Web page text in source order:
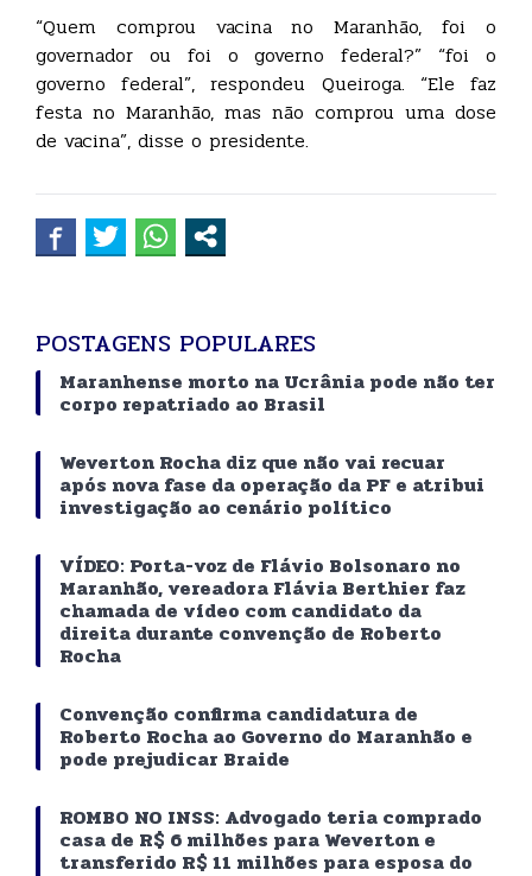
“Quem comprou vacina no Maranhão, foi o
governador ou foi o governo federal?” “foi o
governo federal”, respondeu Queiroga. “Ele faz
festa no Maranhão, mas não comprou uma dose
de vacina”, disse o presidente.
POSTAGENS POPULARES
Maranhense morto na Ucrânia pode não ter
corpo repatriado ao Brasil
Weverton Rocha diz que não vai recuar
após nova fase da operação da PF e atribui
investigação ao cenário político
VÍDEO: Porta-voz de Flávio Bolsonaro no
Maranhão, vereadora Flávia Berthier faz
chamada de vídeo com candidato da
direita durante convenção de Roberto
Rocha
Convenção confirma candidatura de
Roberto Rocha ao Governo do Maranhão e
pode prejudicar Braide
ROMBO NO INSS: Advogado teria comprado
casa de R$ 6 milhões para Weverton e
transferido R$ 11 milhões para esposa do